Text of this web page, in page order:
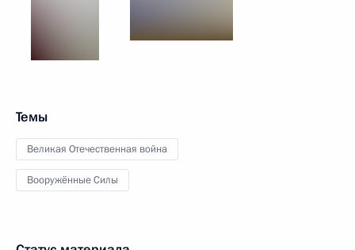
Темы
Великая Отечественная война
Вооружённые Силы